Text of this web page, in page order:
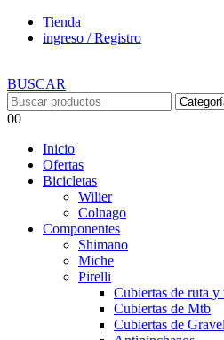
Tienda
ingreso / Registro
BUSCAR
00
Inicio
Ofertas
Bicicletas
Wilier
Colnago
Componentes
Shimano
Miche
Pirelli
Cubiertas de ruta y
Cubiertas de Mtb
Cubiertas de Gravel